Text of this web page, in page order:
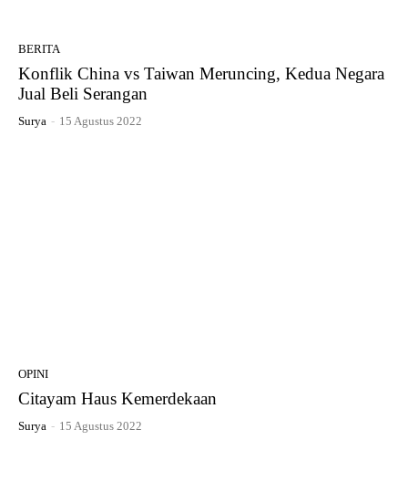
BERITA
Konflik China vs Taiwan Meruncing, Kedua Negara
Jual Beli Serangan
Surya - 15 Agustus 2022
OPINI
Citayam Haus Kemerdekaan
Surya - 15 Agustus 2022